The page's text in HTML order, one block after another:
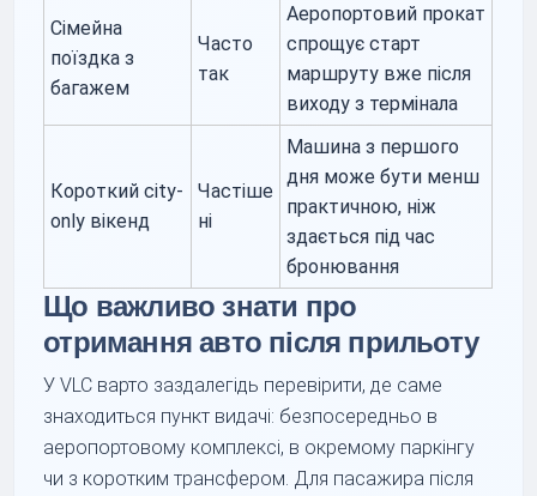
Сімейна
поїздка з
багажем
Часто
так
Аеропортовий прокат
спрощує старт
маршруту вже після
виходу з термінала
Короткий city-
only вікенд
Частіше
ні
Машина з першого
дня може бути менш
практичною, ніж
здається під час
бронювання
Що важливо знати про
отримання авто після прильоту
У VLC варто заздалегідь перевірити, де саме
знаходиться пункт видачі: безпосередньо в
аеропортовому комплексі, в окремому паркінгу
чи з коротким трансфером. Для пасажира після